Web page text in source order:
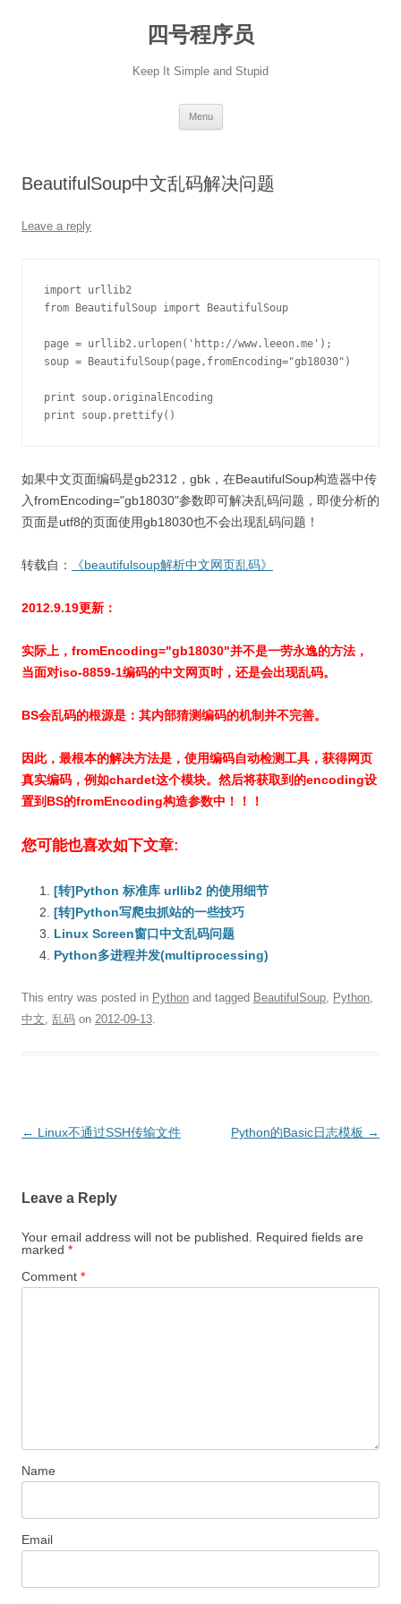
四号程序员
Keep It Simple and Stupid
Menu
BeautifulSoup中文乱码解决问题
Leave a reply
import urllib2
from BeautifulSoup import BeautifulSoup
page = urllib2.urlopen('http://www.leeon.me');
soup = BeautifulSoup(page,fromEncoding="gb18030")
print soup.originalEncoding
print soup.prettify()
如果中文页面编码是gb2312，gbk，在BeautifulSoup构造器中传
入fromEncoding="gb18030"参数即可解决乱码问题，即使分析的
页面是utf8的页面使用gb18030也不会出现乱码问题！
转载自： 《beautifulsoup解析中文网页乱码》
2012.9.19更新：
实际上，fromEncoding="gb18030"并不是一劳永逸的方法，
当面对iso-8859-1编码的中文网页时，还是会出现乱码。
BS会乱码的根源是：其内部猜测编码的机制并不完善。
因此，最根本的解决方法是，使用编码自动检测工具，获得网页
真实编码，例如chardet这个模块。然后将获取到的encoding设
置到BS的fromEncoding构造参数中！！！
您可能也喜欢如下文章:
[转]Python 标准库 urllib2 的使用细节
[转]Python写爬虫抓站的一些技巧
Linux Screen窗口中文乱码问题
Python多进程并发(multiprocessing)
This entry was posted in Python and tagged BeautifulSoup, Python,
中文, 乱码 on 2012-09-13.
Post
← Linux不通过SSH传输文件 Python的Basic日志模板 →
Leave a Reply
Your email address will not be published.
Required fields are
marked *
Comment *
Name
Email